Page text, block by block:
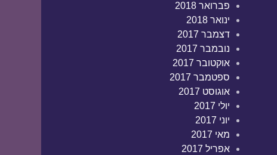
פברואר 2018
ינואר 2018
דצמבר 2017
נובמבר 2017
אוקטובר 2017
ספטמבר 2017
אוגוסט 2017
יולי 2017
יוני 2017
מאי 2017
אפריל 2017